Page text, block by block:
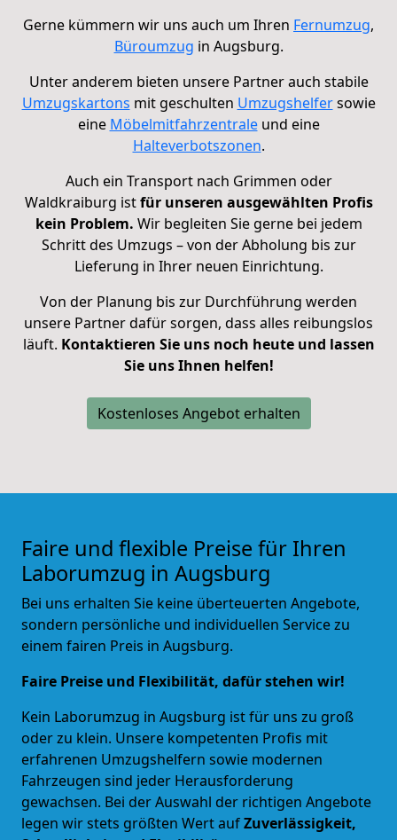
Gerne kümmern wir uns auch um Ihren Fernumzug,
Büroumzug in Augsburg.
Unter anderem bieten unsere Partner auch stabile
Umzugskartons mit geschulten Umzugshelfersowie
eine Möbelmitfahrzentraleund eine
Halteverbotszonen.
Auch ein Transport nach Grimmen oder
Waldkraiburg istfür unseren ausgewählten Profis
kein Problem. Wir begleiten Sie gerne bei jedem
Schritt des Umzugs – von der Abholung bis zur
Lieferung in Ihrer neuen Einrichtung.
Von der Planung bis zur Durchführung werden
unsere Partner dafür sorgen, dass alles reibungslos
läuft. Kontaktieren Sie uns noch heute und lassen
Sie uns Ihnen helfen!
Kostenloses Angebot erhalten
Faire und flexible Preise für Ihren
Laborumzug in Augsburg
Bei uns erhalten Sie keine überteuerten Angebote,
sondern persönliche und individuellen Service zu
einem fairen Preis in Augsburg.
Faire Preise und Flexibilität, dafür stehen wir!
Kein Laborumzug in Augsburg ist für uns zu groß
oder zu klein. Unsere kompetenten Profis mit
erfahrenen Umzugshelfern sowie modernen
Fahrzeugen sind jeder Herausforderung
gewachsen. Bei der Auswahl der richtigen Angebote
legen wir stets größten Wert aufZuverlässigkeit,